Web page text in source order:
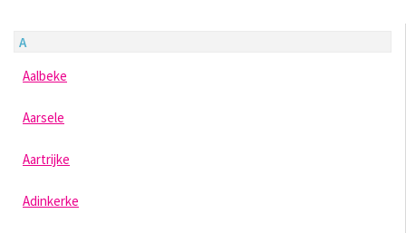
A
Aalbeke
Aarsele
Aartrijke
Adinkerke